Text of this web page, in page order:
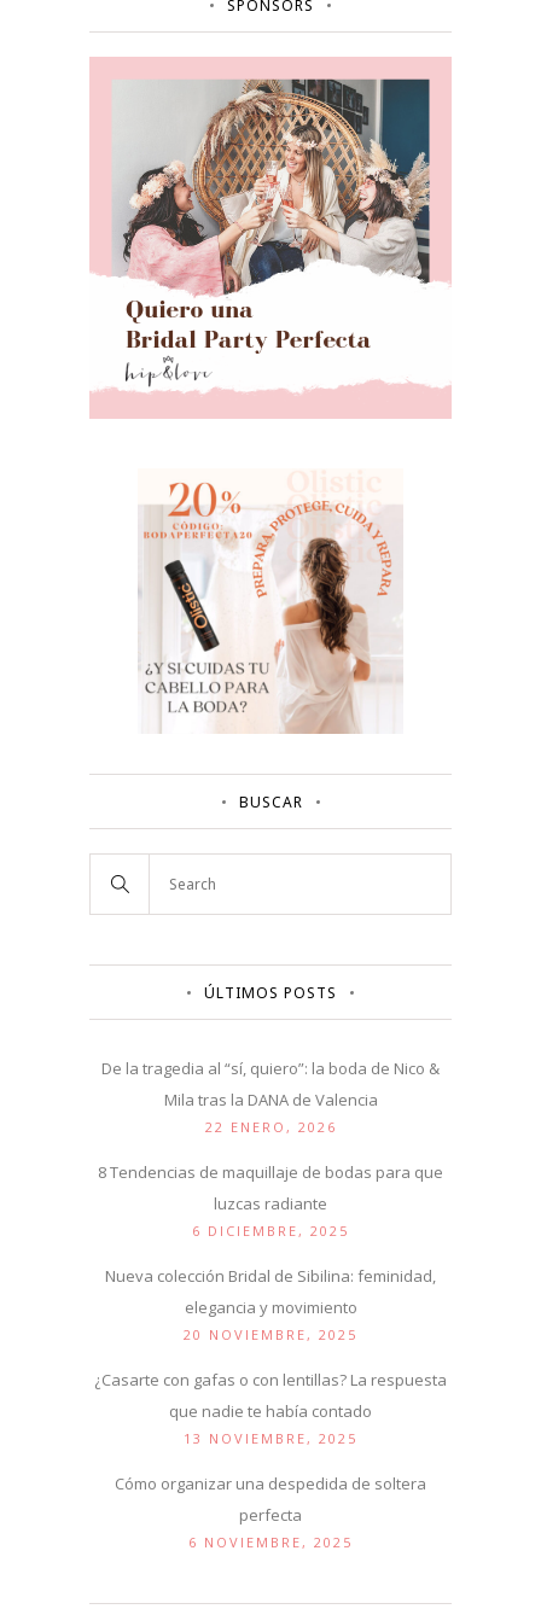
SPONSORS
BUSCAR
ÚLTIMOS POSTS
De la tragedia al “sí, quiero”: la boda de Nico &
Mila tras la DANA de Valencia
22 ENERO, 2026
8 Tendencias de maquillaje de bodas para que
luzcas radiante
6 DICIEMBRE, 2025
Nueva colección Bridal de Sibilina: feminidad,
elegancia y movimiento
20 NOVIEMBRE, 2025
¿Casarte con gafas o con lentillas? La respuesta
que nadie te había contado
13 NOVIEMBRE, 2025
Cómo organizar una despedida de soltera
perfecta
6 NOVIEMBRE, 2025